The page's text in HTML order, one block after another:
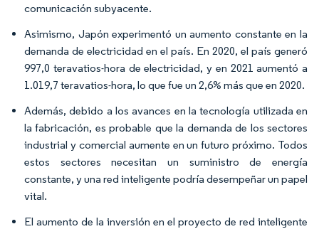
comunicación subyacente.
Asimismo, Japón experimentó un aumento constante en la
demanda de electricidad en el país. En 2020, el país generó
997,0 teravatios-hora de electricidad, y en 2021 aumentó a
1.019,7 teravatios-hora, lo que fue un 2,6% más que en 2020.
Además, debido a los avances en la tecnología utilizada en
la fabricación, es probable que la demanda de los sectores
industrial y comercial aumente en un futuro próximo. Todos
estos sectores necesitan un suministro de energía
constante, y una red inteligente podría desempeñar un papel
vital.
El aumento de la inversión en el proyecto de red inteligente